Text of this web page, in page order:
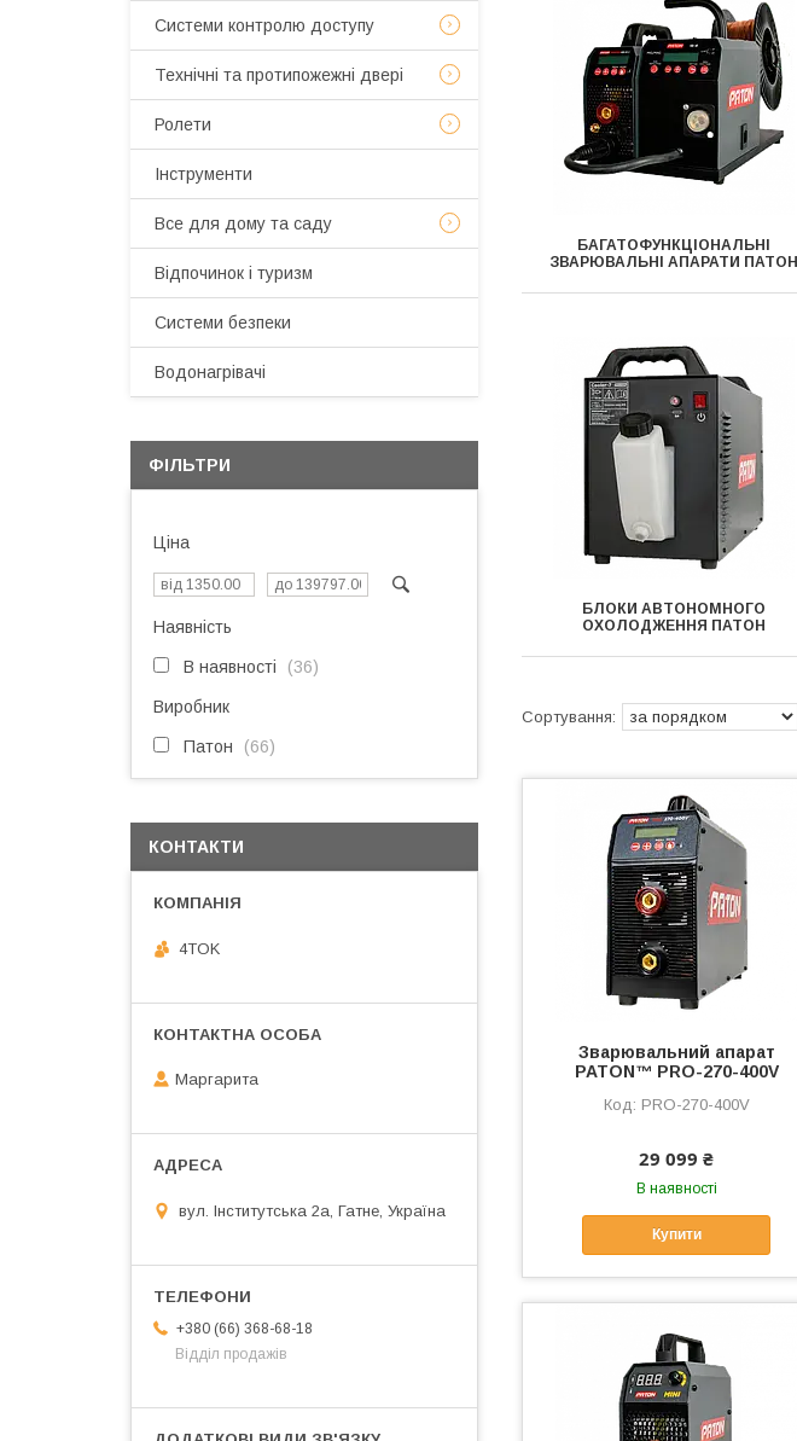
БАГАТОФУНКЦІОНАЛЬНІ
ЗВАРЮВАЛЬНІ АПАРАТИ ПАТОН
БЛОКИ АВТОНОМНОГО
ОХОЛОДЖЕННЯ ПАТОН
Зварювальний апарат
PATON™ PRO-270-400V
PRO-270-400V
29 099 ₴
В наявності
Купити
Системи контролю доступу
Технічні та протипожежні двері
Ролети
Інструменти
Все для дому та саду
Відпочинок і туризм
Системи безпеки
Водонагрівачі
ФІЛЬТРИ
Ціна
Наявність
В наявності 36
Виробник
Патон 66
КОНТАКТИ
4TOK
Маргарита
вул. Інститутська 2а, Гатне, Україна
+380 (66) 368-68-18
Відділ продажів